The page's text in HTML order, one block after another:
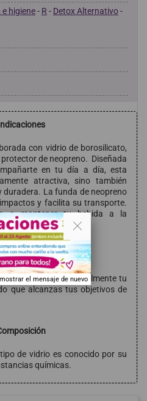
higiene- R - Detox Alternativo-
con vidrio de borosilicato,
de neopreno. Diseñada
en tu día a día, esta
atractiva, sino también
duradera. La funda de neopreno
y facilita su transporte.
a mantener tu bebida a la
tiempo.
de empleo
para monitorizar fácilmente tu
que alcanzas tus objetivos de
de vidrio es conocido por su
químicas.
.
el mensaje de nuevo